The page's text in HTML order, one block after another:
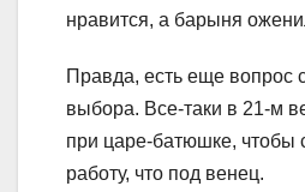
нравится, а барыня
Правда, есть еще вопрос
выбора. Все-таки в 21-м
при царе-батюшке, чтобы
работу, что под венец.